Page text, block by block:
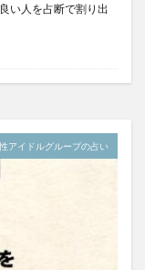
い人を占断で割り出
アイドルグループの占い